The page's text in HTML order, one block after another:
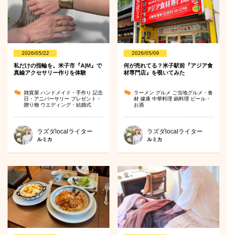
2026/05/22
私だけの指輪を。米子市『A|M』で
真鍮アクセサリー作りを体験
雑貨屋 ハンドメイド・手作り 記念
日・アニバーサリー プレゼント・
贈り物 ウエディング・結婚式
ラズダlocalライター
ルミカ
2026/05/09
何が売れてる？米子駅前『アジア食
材専門店』を覗いてみた
ラーメン グルメ
ご当地グルメ・食
材健康中華料理鍋料理 ビール・
お酒
ラズダlocalライター
ルミカ